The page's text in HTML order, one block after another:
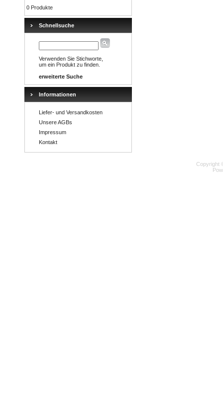
0 Produkte
Schnellsuche
Verwenden Sie Stichworte,
um ein Produkt zu finden.
erweiterte Suche
Informationen
Liefer- und Versandkosten
Unsere AGBs
Impressum
Kontakt
Copyright